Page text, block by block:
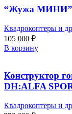
“Жужа МИНИ”
Квадрокоптеры и
105 000 ₽
В корзину
Конструктор
DH:ALFA
Квадрокоптеры и